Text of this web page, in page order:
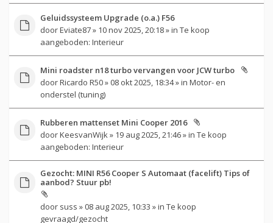
Geluidssysteem Upgrade (o.a.) F56
doorEviate87» 10 nov 2025, 20:18 » in Te koop
aangeboden: Interieur
Mini roadster n18 turbo vervangen voor JCW turbo
doorRicardo R50» 08 okt 2025, 18:34 » in Motor- en
onderstel (tuning)
Rubberen mattenset Mini Cooper 2016
doorKeesvanWijk » 19 aug 2025, 21:46 » in Te koop
aangeboden: Interieur
Gezocht: MINI R56 Cooper S Automaat (facelift) Tips of
aanbod? Stuur pb!
door suss » 08 aug 2025, 10:33 » in Te koop
gevraagd/gezocht